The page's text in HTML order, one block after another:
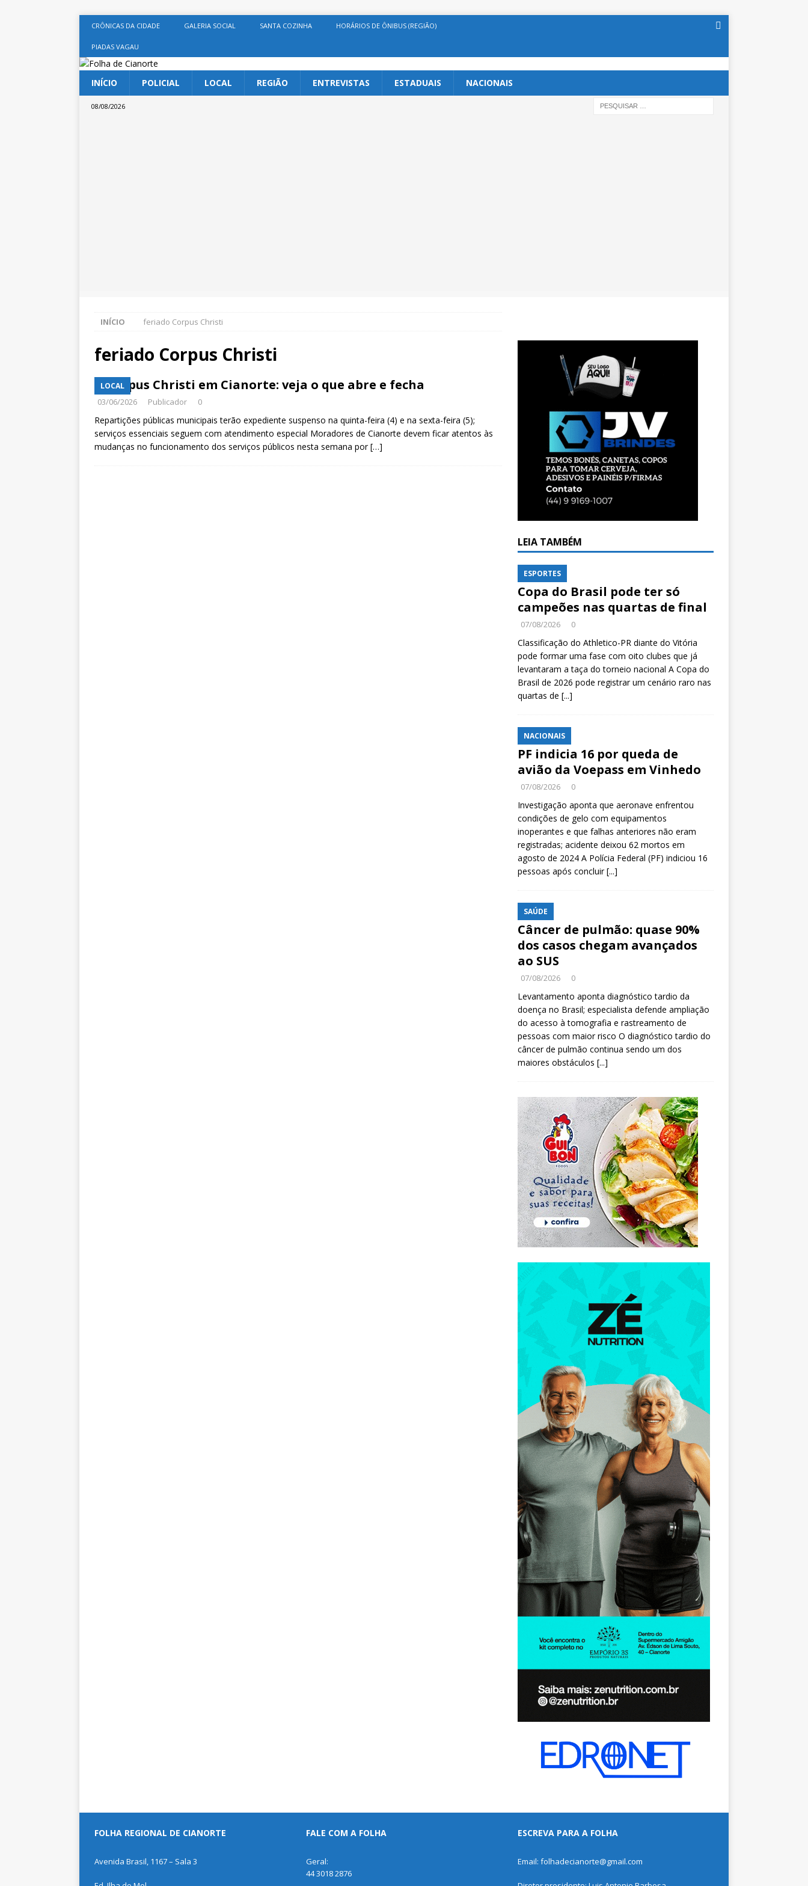
CRÔNICAS DA CIDADE GALERIA SOCIAL SANTA COZINHA HORÁRIOS DE ÔNIBUS (REGIÃO)
PIADAS VAGAU
INÍCIO POLICIAL LOCAL REGIÃO ENTREVISTAS ESTADUAIS NACIONAIS
08/08/2026
INÍCIO feriado Corpus Christi
feriado Corpus Christi
LOCAL
Corpus Christi em Cianorte: veja o que abre e fecha
03/06/2026 Publicador 0
Repartições públicas municipais terão expediente suspenso na quinta-feira (4) e na sexta-feira (5);
serviços essenciais seguem com atendimento especial Moradores de Cianorte devem ficar atentos às
mudanças no funcionamento dos serviços públicos nesta semana por[…]
LEIA TAMBÉM
ESPORTES
Copa do Brasil pode ter só
campeões nas quartas de final
07/08/2026 0
Classificação do Athletico-PR diante do Vitória
pode formar uma fase com oito clubes que já
levantaram a taça do torneio nacional A Copa do
Brasil de 2026 pode registrar um cenário raro nas
quartas de [...]
NACIONAIS
PF indicia 16 por queda de
avião da Voepass em Vinhedo
07/08/2026 0
Investigação aponta que aeronave enfrentou
condições de gelo com equipamentos
inoperantes e que falhas anteriores não eram
registradas; acidente deixou 62 mortos em
agosto de 2024 A Polícia Federal (PF) indiciou 16
pessoas após concluir[...]
SAÚDE
Câncer de pulmão: quase 90%
dos casos chegam avançados
ao SUS
07/08/2026 0
Levantamento aponta diagnóstico tardio da
doença no Brasil; especialista defende ampliação
do acesso à tomografia e rastreamento de
pessoas com maior risco O diagnóstico tardio do
câncer de pulmão continua sendo um dos
maiores obstáculos [...]
FOLHA REGIONAL DE CIANORTE
Avenida Brasil, 1167 – Sala 3
FALE COM A FOLHA
Geral:
44 3018 2876
ESCREVA PARA A FOLHA
Email: folhadecianorte@gmail.com